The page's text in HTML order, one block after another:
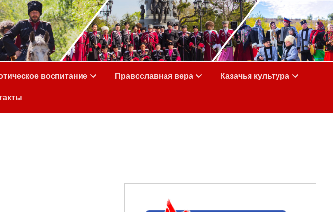
воспитание Православная вера Казачья культура